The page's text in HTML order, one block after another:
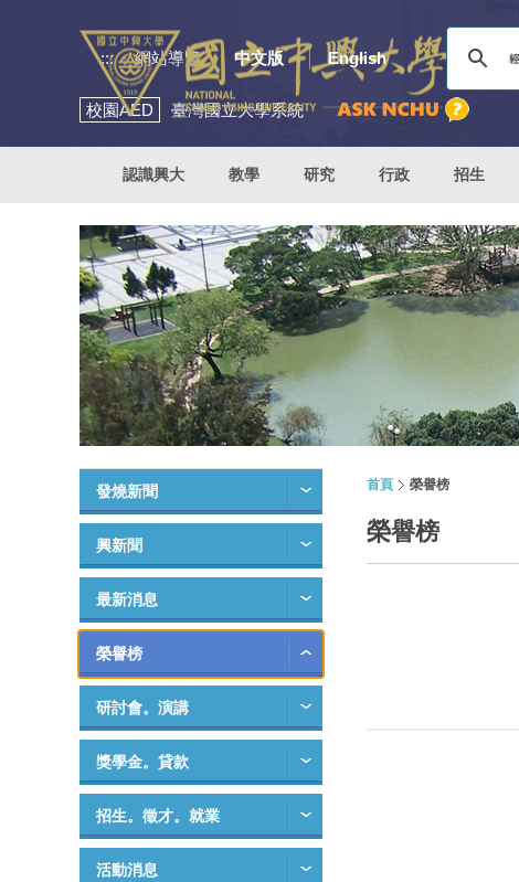
::: 網站導覽 中文版 English
校園AED 臺灣國立大學系統
認識興大 教學 研究 行政 招生
發燒新聞
興新聞
最新消息
榮譽榜
研討會。演講
獎學金。貸款
招生。徵才。就業
活動消息
首頁 榮譽榜
榮譽榜